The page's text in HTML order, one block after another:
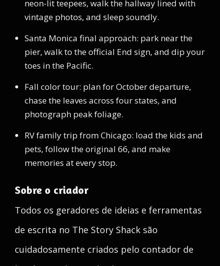
neon-lit teepees, walk the hallway lined with
vintage photos, and sleep soundly.
Santa Monica final approach: park near the
pier, walk to the official End sign, and dip your
toes in the Pacific.
Fall color tour: plan for October departure,
chase the leaves across four states, and
photograph peak foliage.
RV family trip from Chicago: load the kids and
pets, follow the original 66, and make
memories at every stop.
Sobre o criador
Todos os geradores de ideias e ferramentas
de escrita no The Story Shack são
cuidadosamente criados pelo contador de